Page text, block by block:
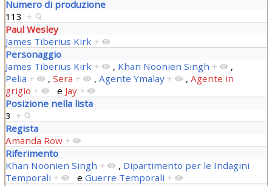
Numero di produzione
113 +
Paul Wesley
James Tiberius Kirk +
Personaggio
James Tiberius Kirk + , Khan Noonien Singh +
,
Pelia + , Sera + , Agente Ymalay + , Agente in
grigio + e Jay +
Posizione nella lista
3 +
Regista
Amanda Row +
Riferimento
Khan Noonien Singh + , Dipartimento per le Indagini
Temporali + e Guerre Temporali +